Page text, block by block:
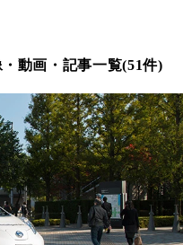
動画・記事一覧(51件)